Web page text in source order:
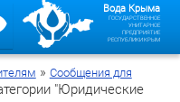
Вода Крыма
ГОСУДАРСТВЕННОЕ
УНИТАРНОЕ
ПРЕДПРИЯТИЕ
РЕСПУБЛИКИ КРЫМ
» Сообщения для
"Юридические